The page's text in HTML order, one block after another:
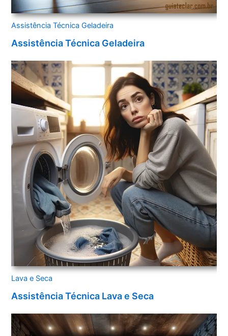
Assistência Técnica Geladeira
Assistência Técnica Geladeira
Lava e Seca
Assistência Técnica Lava e Seca